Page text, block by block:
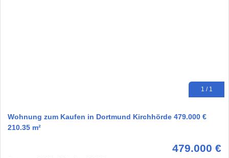
1 / 1
Wohnung zum Kaufen in Dortmund Kirchhörde 479.000 €
210.35 m²
479.000 €